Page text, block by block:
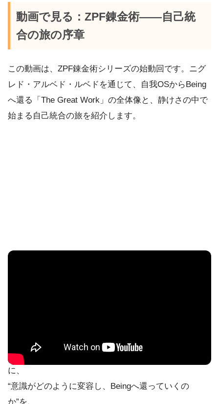
動画で見る：ZPF錬金術――自己統
合の旅の序章
この動画は、ZPF錬金術シリーズの始動回です。ニグ
レド・アルベド・ルベドを通じて、自我OSからBeing
へ還る「The Great Work」の全体像と、静けさの中で
始まる自己統合の旅を紹介します。
今回は、**ZPF錬金術（Magnum Opus）**をテーマ
に、
“意識がどのように変容し、Beingへ還っていくの
か”を、